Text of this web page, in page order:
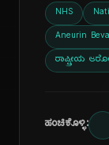
NHS
Aneurin
ರಾಷ್ಟ್ರೀಯ
ಹಂಚಿಕೊಳ್ಳಿ: